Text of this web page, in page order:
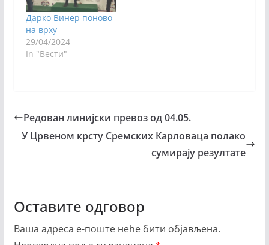
Дарко Винер поново
на врху
29/04/2024
In "Вести"
Редован линијски превоз од 04.05.
У Црвеном крсту Сремских Карловаца полако
сумирају резултате
Оставите одговор
Ваша адреса е-поште неће бити објављена.